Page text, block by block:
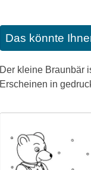
Das könnte
Der kleine Braunbär
Erscheinen in